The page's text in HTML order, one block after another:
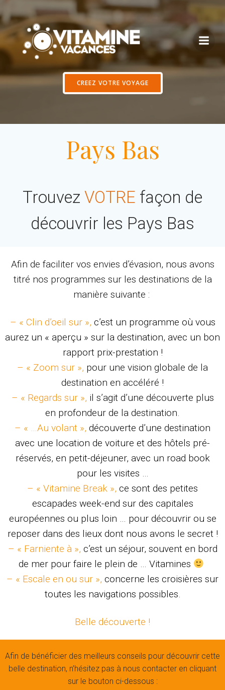
Aller
contenu
CREEZ VOTRE VOYAGE
Pays Bas
Trouvez VOTRE façon de
découvrir les Pays Bas
Afin de faciliter vos envies d’évasion, nous avons
titré nos programmes sur les destinations de la
manière suivante :
– « Clin d’oeil sur », c’est un programme où vous
aurez un « aperçu » sur la destination, avec un bon
rapport prix-prestation !
– « Zoom sur », pour une vision globale de la
destination en accéléré !
– « Regards sur », il s’agit d’une découverte plus
en profondeur de la destination.
– « …Au volant », découverte d’une destination
avec une location de voiture et des hôtels pré-
réservés, en petit-déjeuner, avec un road book
pour les visites …
– « Vitamine Break », ce sont des petites
escapades week-end sur des capitales
européennes ou plus loin … pour découvrir ou se
reposer dans des lieux dont nous avons le secret !
– « Farniente à », c’est un séjour, souvent en bord
de mer pour faire le plein de … Vitamines
– « Escale en ou sur », concerne les croisières sur
toutes les navigations possibles.
Belle découverte !
Afin de bénéficier des meilleurs conseils pour découvrir cette
belle destination, n’hésitez pas à nous contacter en cliquant
sur le bouton ci-dessous :